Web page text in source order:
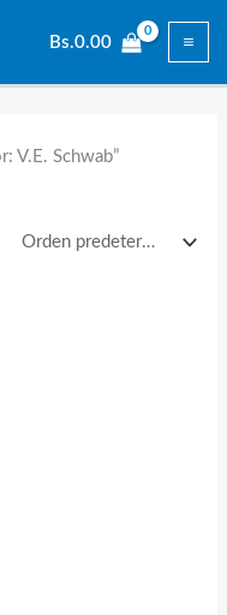
Bs.0.00
V.E. Schwab”